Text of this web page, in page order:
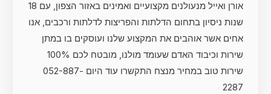
אורן ואייל מנעולנים מקצועיים ואמינים באזור הצפון, עם 18
שנות ניסיון בתחום הדלתות והפריצות לדלתות ורכבים, אנו
אחים אשר אוהבים את המקצוע שלנו ועוסקים בו במתן
שירות וכיבוד האדם שעומד מולנו, מובטח לכם 100%
שירות טוב במחיר מנצח התקשרו עוד היום 052-887-
2287